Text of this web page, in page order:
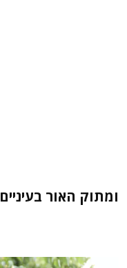
ומתוק האור בעיניים